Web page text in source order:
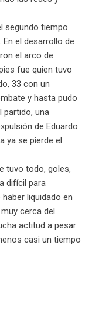
segundo tiempo
el desarrollo de
el arco de
fue quien tuvo
33 con un
y hasta pudo
partido, una
de Eduardo
ya se pierde el
tuvo todo, goles,
difícil para
liquidado en
cerca del
actitud a pesar
casi un tiempo